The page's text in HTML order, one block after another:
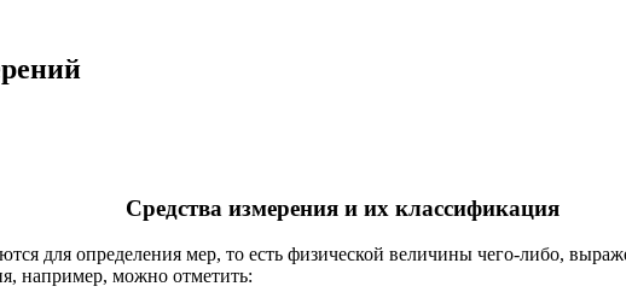
Средства измерения и их классификация
для определения мер, то есть физической величины чего-либо,
например, можно отметить: